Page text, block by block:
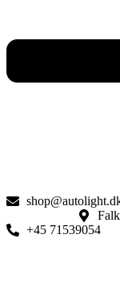
+45 71539054